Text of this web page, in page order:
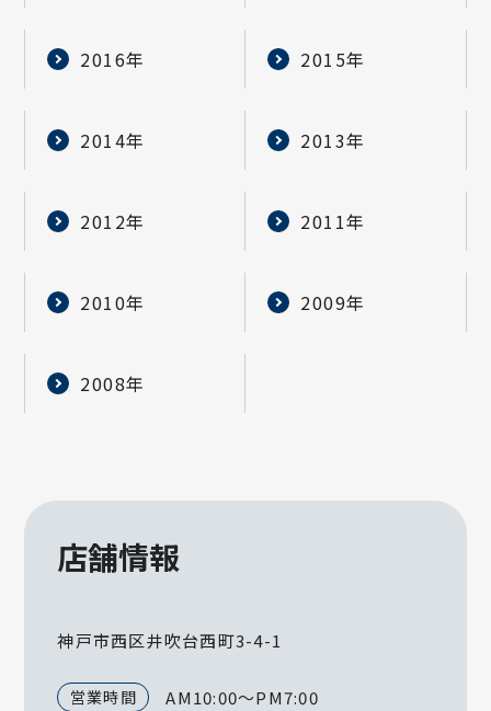
2016年 2015年
2014年 2013年
2012年 2011年
2010年 2009年
2008年
店舗情報
神戸市西区井吹台西町3-4-1
営業時間 AM10:00～PM7:00